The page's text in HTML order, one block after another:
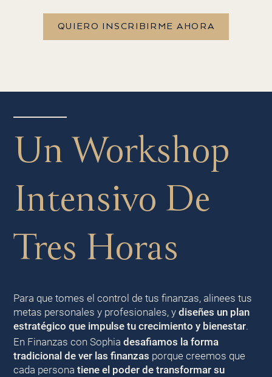
QUIERO INSCRIBIRME AHORA
Un Workshop
Intensivo De
Tres Horas
Para que tomes el control de tus finanzas, alinees tus
metas personales y profesionales, y diseñes un plan
estratégico que impulse tu crecimiento y bienestar.
En Finanzas con Sophia desafiamos la forma
tradicional de ver las finanzas porque creemos que
cada persona tiene el poder de transformar su